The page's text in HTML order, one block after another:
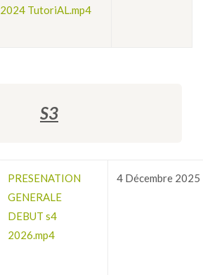
2024 TutoriAL.mp4
S3
PRESENATION
GENERALE
DEBUT s4
2026.mp4
4 Décembre 2025